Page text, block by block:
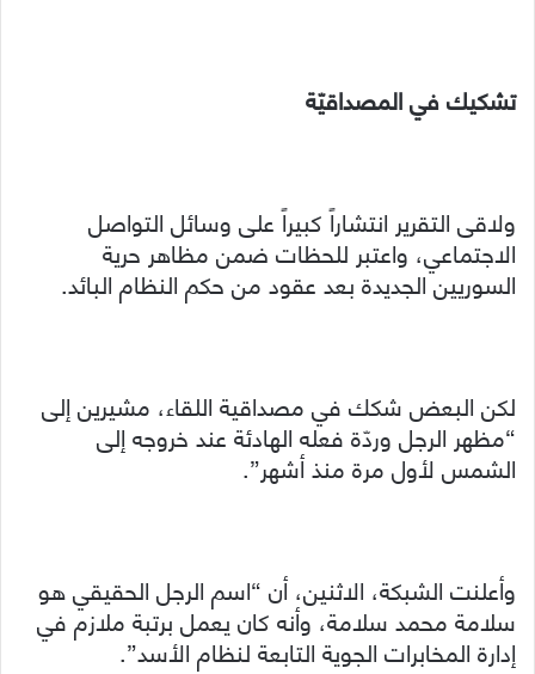
تشكيك في المصداقيّة
ولاقى التقرير انتشاراً كبيراً على وسائل التواصل
الاجتماعي، واعتبر للحظات ضمن مظاهر حرية
السوريين الجديدة بعد عقود من حكم النظام البائد.
لكن البعض شكك في مصداقية اللقاء، مشيرين إلى
“مظهر الرجل وردّة فعله الهادئة عند خروجه إلى
الشمس لأول مرة منذ أشهر”.
وأعلنت الشبكة، الاثنين، أن “اسم الرجل الحقيقي هو
سلامة محمد سلامة، وأنه كان يعمل برتبة ملازم في
إدارة المخابرات الجوية التابعة لنظام الأسد”.